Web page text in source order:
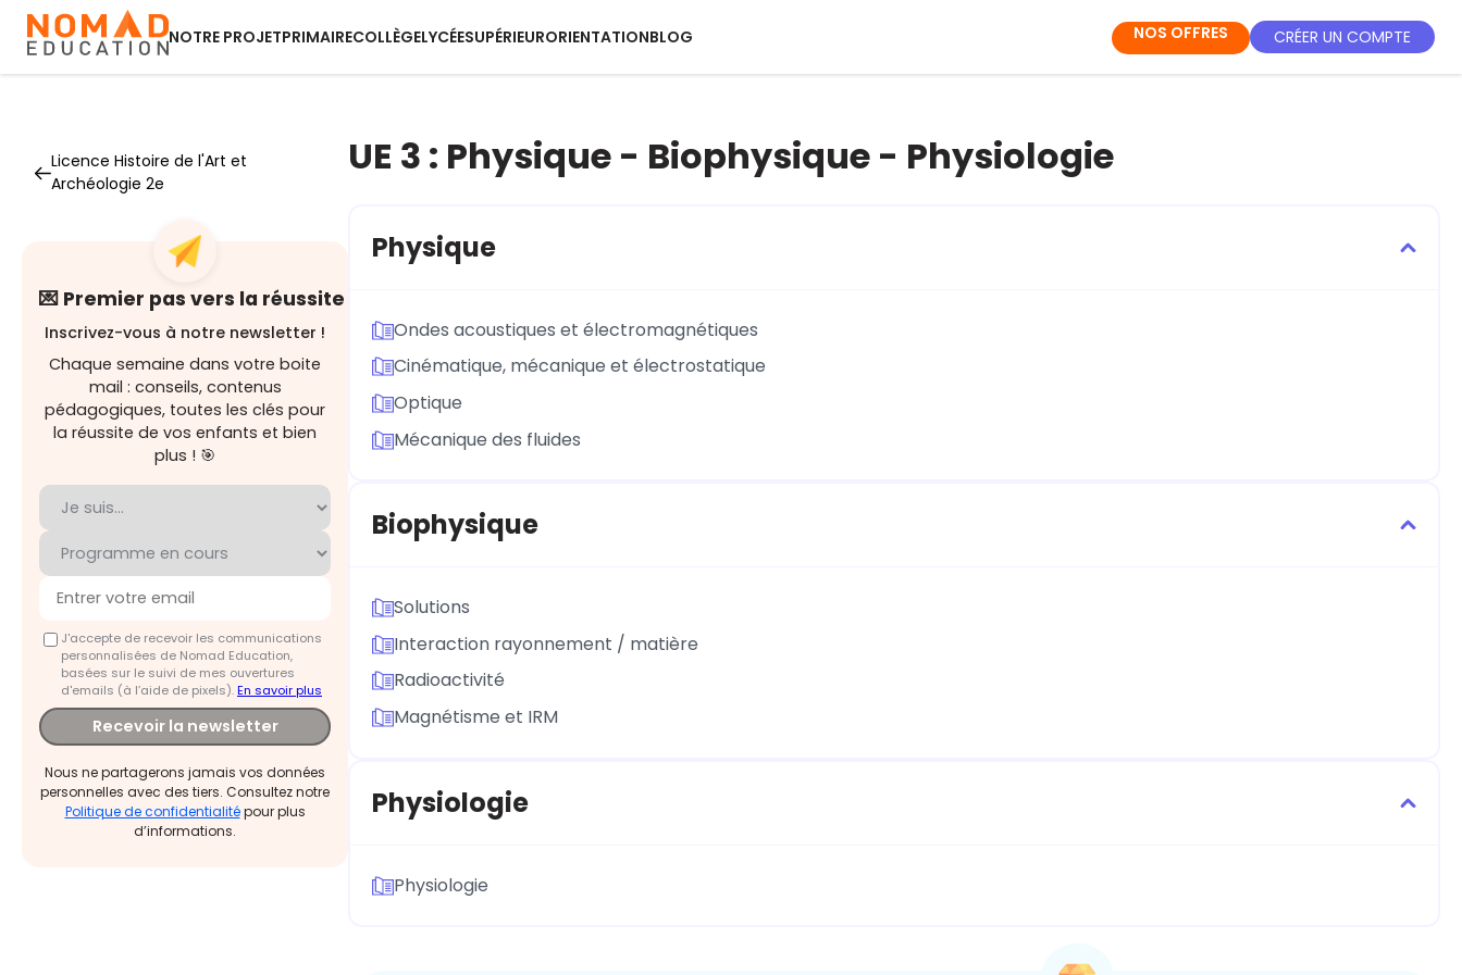
NOTRE PROJETPRIMAIRECOLLÈGELYCÉESUPÉRIEURORIENTATIONBLOG NOS OFFRES CRÉER UN COMPTE
Licence Histoire de l'Art et
Archéologie 2e
💌 Premier pas vers la réussite
Inscrivez-vous à notre newsletter !
Chaque semaine dans votre boite
mail : conseils, contenus
pédagogiques, toutes les clés pour
la réussite de vos enfants et bien
plus ! 🎯
J'accepte de recevoir les communications
personnalisées de Nomad Education,
basées sur le suivi de mes ouvertures
d'emails (à l’aide de pixels).En savoir plus
Recevoir la newsletter
Nous ne partagerons jamais vos données
personnelles avec des tiers. Consultez notre
Politique de confidentialitépour plus
d’informations.
UE 3 : Physique - Biophysique - Physiologie
Physique
Ondes acoustiques et électromagnétiques
Cinématique, mécanique et électrostatique
Optique
Mécanique des fluides
Biophysique
Solutions
Interaction rayonnement / matière
Radioactivité
Magnétisme et IRM
Physiologie
Physiologie